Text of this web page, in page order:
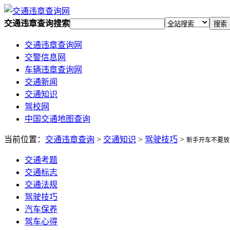
交通违章查询搜索 搜索
交通违章查询网
交警信息网
车辆违章查询网
交通新闻
交通知识
驾校网
中国交通地图查询
当前位置： 交通违章查询 > 交通知识 > 驾驶技巧 > 新手开车不要
交通考题
交通标志
交通法规
驾驶技巧
汽车保养
驾车心得